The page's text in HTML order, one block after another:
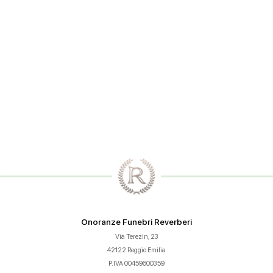
Onoranze Funebri Reverberi
Via Terezin, 23
42122 Reggio Emilia
P.IVA 00459600359